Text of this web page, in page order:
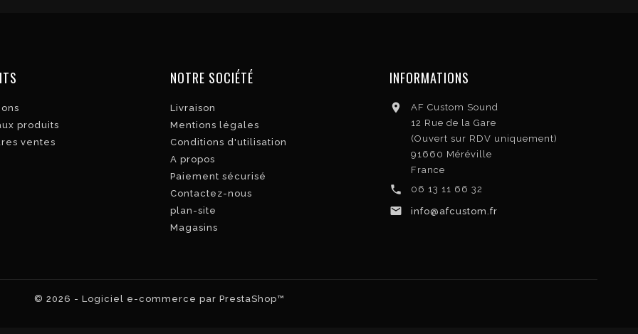
produits
ventes
NOTRE SOCIÉTÉ
Livraison
Mentions légales
Conditions d'utilisation
A propos
Paiement sécurisé
Contactez-nous
plan-site
Magasins
INFORMATIONS

AF Custom Sound
12 Rue de la Gare
(Ouvert sur RDV uniquement)
91660 Méréville
France
 06 13 11 66 32
 info@afcustom.fr
© 2026 - Logiciel e-commerce par PrestaShop™